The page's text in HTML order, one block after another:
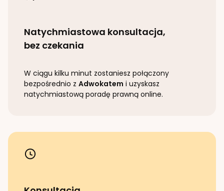
Natychmiastowa konsultacja,
bez czekania
W ciągu kilku minut zostaniesz połączony
bezpośrednio z Adwokatem i uzyskasz
natychmiastową poradę prawną online.